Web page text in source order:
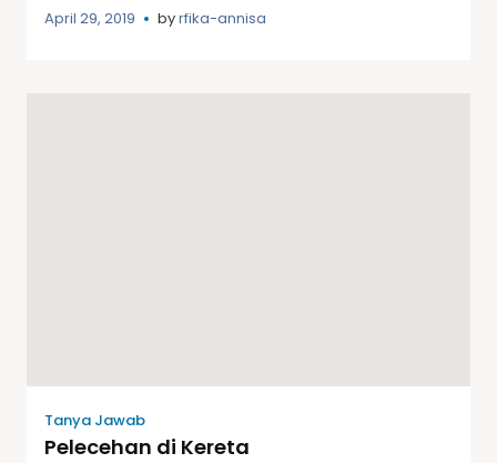
April 29, 2019 byrfika-annisa
Tanya Jawab
Pelecehan di Kereta